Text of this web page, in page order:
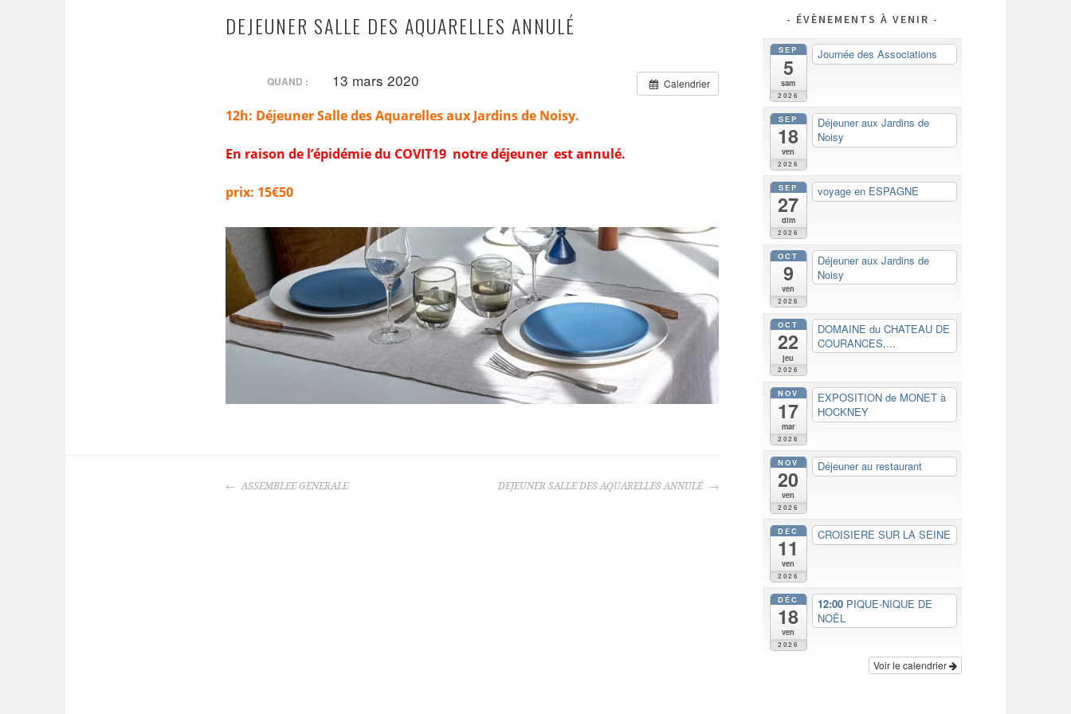
DEJEUNER SALLE DES AQUARELLES ANNULÉ
Calendrier
QUAND : 13 mars 2020
12h: Déjeuner Salle des Aquarelles aux Jardins de Noisy.
En raison de l’épidémie du COVIT19 notre déjeuner est annulé.
prix: 15€50
NAVIGATION
ASSEMBLEE GENERALE DEJEUNER SALLE DES AQUARELLES ANNULÉ
ÉVÈNEMENTS À VENIR
SEP
5
sam
2026
Journée des Associations
SEP
18
ven
2026
Déjeuner aux Jardins de
Noisy
SEP
27
dim
2026
voyage en ESPAGNE
OCT
9
ven
2026
Déjeuner aux Jardins de
Noisy
OCT
22
jeu
2026
DOMAINE du CHATEAU DE
COURANCES,...
NOV
17
mar
2026
EXPOSITION de MONET à
HOCKNEY
NOV
20
ven
2026
Déjeuner au restaurant
DÉC
11
ven
2026
CROISIERE SUR LA SEINE
DÉC
18
ven
2026
12:00 PIQUE-NIQUE DE
NOËL
Voir le calendrier